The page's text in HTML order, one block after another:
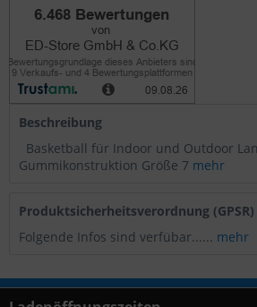
Beschreibung
Basketball für Indoor und Outdoor
Gummikonstruktion Größe 7 mehr
Produktsicherheitsverordnung (GPSR)
Folgende Infos sind verfübar...... mehr